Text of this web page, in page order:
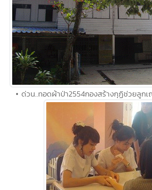
• ด่วน..ทอดผ้าป่า2554กองสร้างกุฏิช่วยลูก